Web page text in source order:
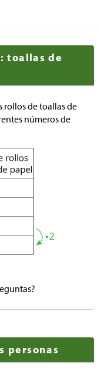
toallas de
rollos de toallas de
números de
personas